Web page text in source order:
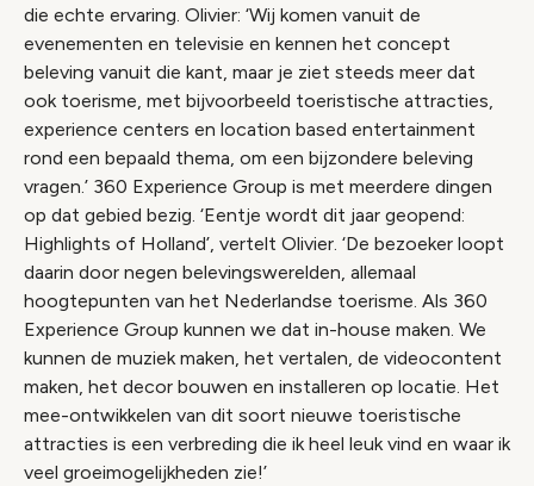
die echte ervaring. Olivier: ‘Wij komen vanuit de
evenementen en televisie en kennen het concept
beleving vanuit die kant, maar je ziet steeds meer dat
ook toerisme, met bijvoorbeeld toeristische attracties,
experience centers en location based entertainment
rond een bepaald thema, om een bijzondere beleving
vragen.’ 360 Experience Group is met meerdere dingen
op dat gebied bezig. ‘Eentje wordt dit jaar geopend:
Highlights of Holland’, vertelt Olivier. ‘De bezoeker loopt
daarin door negen belevingswerelden, allemaal
hoogtepunten van het Nederlandse toerisme. Als 360
Experience Group kunnen we dat in-house maken. We
kunnen de muziek maken, het vertalen, de videocontent
maken, het decor bouwen en installeren op locatie. Het
mee-ontwikkelen van dit soort nieuwe toeristische
attracties is een verbreding die ik heel leuk vind en waar ik
veel groeimogelijkheden zie!’